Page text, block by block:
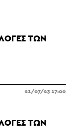
ΤΩΝ
21/07/23 17:00
ΤΩΝ